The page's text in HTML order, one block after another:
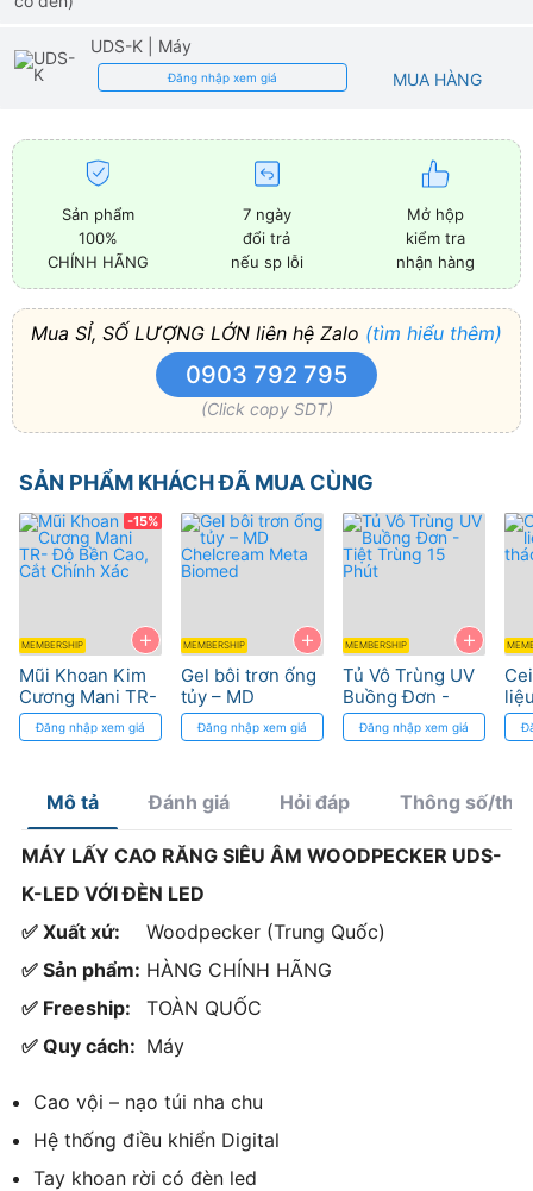
UDS-K | Máy
Đăng nhập xem giá MUA HÀNG
Sản phẩm
100%
CHÍNH HÃNG
7 ngày
đổi trả
nếu sp lỗi
Mở hộp
kiểm tra
nhận hàng
Mua SỈ, SỐ LƯỢNG LỚN liên hệ Zalo (tìm hiểu thêm)
0903 792 795
(Click copy SDT)
SẢN PHẨM KHÁCH ĐÃ MUA CÙNG
+
-15%
MEMBERSHIP
Mũi Khoan Kim
Cương Mani TR-
Độ Bền Cao, Cắt
Chính Xác
Đăng nhập xem giá
+
MEMBERSHIP
Gel bôi trơn ống
tủy – MD
Chelcream Meta
Biomed
Đăng nhập xem giá
+
MEMBERSHIP
Tủ Vô Trùng UV
Buồng Đơn -
Tiệt Trùng 15
Phút
Đăng nhập xem giá
Mô tả Đánh giá Hỏi đáp Thông số/
MÁY LẤY CAO RĂNG SIÊU ÂM WOODPECKER UDS-
K-LED VỚI ĐÈN LED
✅ Xuất xứ:
Woodpecker (Trung Quốc)
✅ Sản phẩm: HÀNG CHÍNH HÃNG
✅ Freeship:
TOÀN QUỐC
✅ Quy cách: Máy
Cao vội – nạo túi nha chu
Hệ thống điều khiển Digital
Tay khoan rời có đèn led